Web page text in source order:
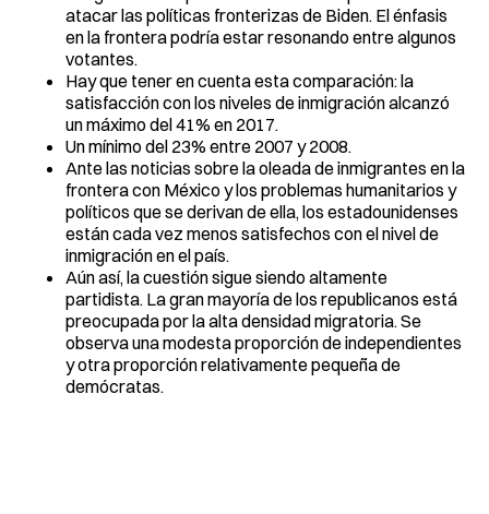
atacar las políticas fronterizas de Biden. El énfasis
en la frontera podría estar resonando entre algunos
votantes.
Hay que tener en cuenta esta comparación: la
satisfacción con los niveles de inmigración alcanzó
un máximo del 41% en 2017.
Un mínimo del 23% entre 2007 y 2008.
Ante las noticias sobre la oleada de inmigrantes en la
frontera con México y los problemas humanitarios y
políticos que se derivan de ella, los estadounidenses
están cada vez menos satisfechos con el nivel de
inmigración en el país.
Aún así, la cuestión sigue siendo altamente
partidista. La gran mayoría de los republicanos está
preocupada por la alta densidad migratoria. Se
observa una modesta proporción de independientes
y otra proporción relativamente pequeña de
demócratas.